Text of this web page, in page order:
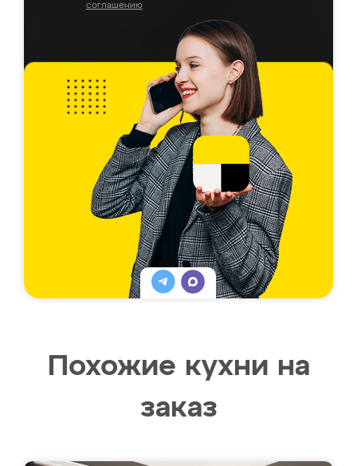
соглашению
Похожие кухни на
заказ